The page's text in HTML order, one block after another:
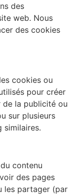
des
web. Nous
des cookies
cookies ou
pour créer
de la publicité ou
sur plusieurs
similaires.
contenu
des pages
les partager (par